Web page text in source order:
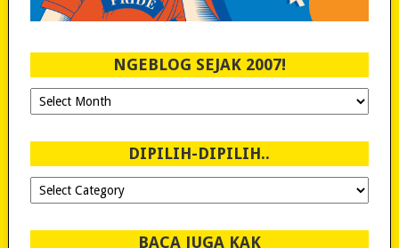
NGEBLOG SEJAK 2007!
Ngeblog
Sejak
DIPILIH-DIPILIH..
Dipilih-
dipilih..
BACA JUGA KAK